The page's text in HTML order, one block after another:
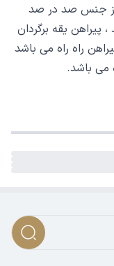
از جنس صد در صد
یقه برگردان
راه راه می باشد
می باشد.